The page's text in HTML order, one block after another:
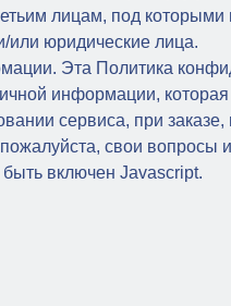
лицам, под
или юридические лица.
Эта Политика
информации,
сервиса, при
свои вопросы
включен Javascript.